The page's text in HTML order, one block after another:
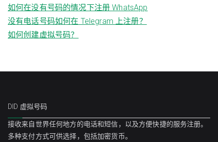
如何在没有号码的情况下注册 WhatsApp
没有电话号码如何在 Telegram 上注册？
如何创建虚拟号码？
DID 虚拟号码
接收来自世界任何地方的电话和短信，以及方便快捷的服务注册。
多种支付方式可供选择，包括加密货币。